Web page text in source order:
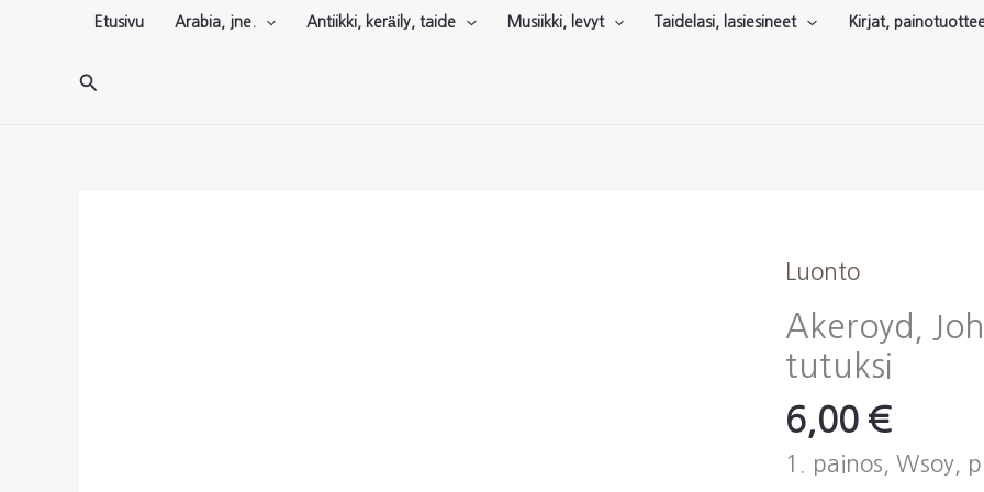
Etusivu Arabia, jne. Antiikki, keräily, taide Musiikki, levyt Taidelasi, lasiesineet Kirjat,
Hae
Luonto
Akeroyd,
tutuksi
6,00 €
1. painos, Wsoy,